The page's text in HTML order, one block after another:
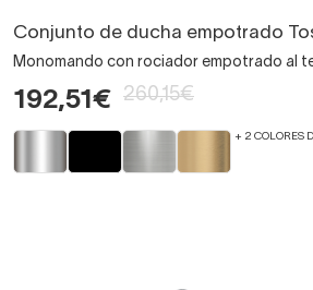
Conjunto de ducha empotrado
Monomando con rociador empotrado al
192,51€ 260,15€
+ 2 COLORES